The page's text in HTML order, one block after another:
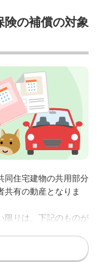
に個々の区分所有者
分のみ契約してしま
十分な保険金が支払
合が契約者となり、共
般的です。
ていきます。
立タイプ」から希望の
いタイプで、「積立タ
ることができる方式で
効果は期待できず、満
る廊下や階段まで延
、落雹など氷の粒・塊
険の補償の対象
同住宅建物の共用部分
共有の動産となりま
限りは、下記のものが